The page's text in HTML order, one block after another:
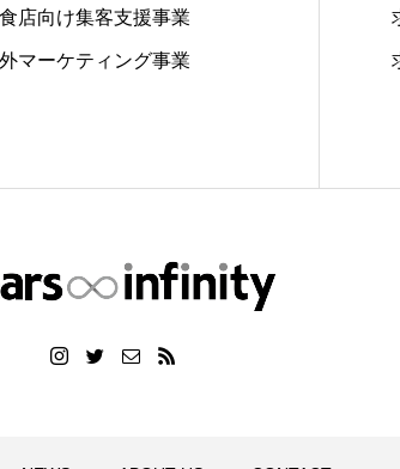
店向け集客支援事業
マーケティング事業